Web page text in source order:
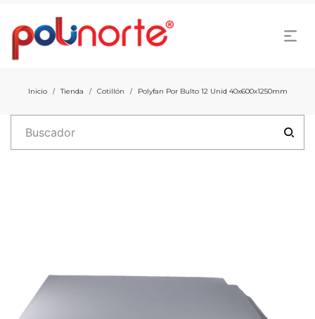
Inicio / Tienda / Cotillón / Polyfan Por Bulto 12 Unid 40x600x1250mm